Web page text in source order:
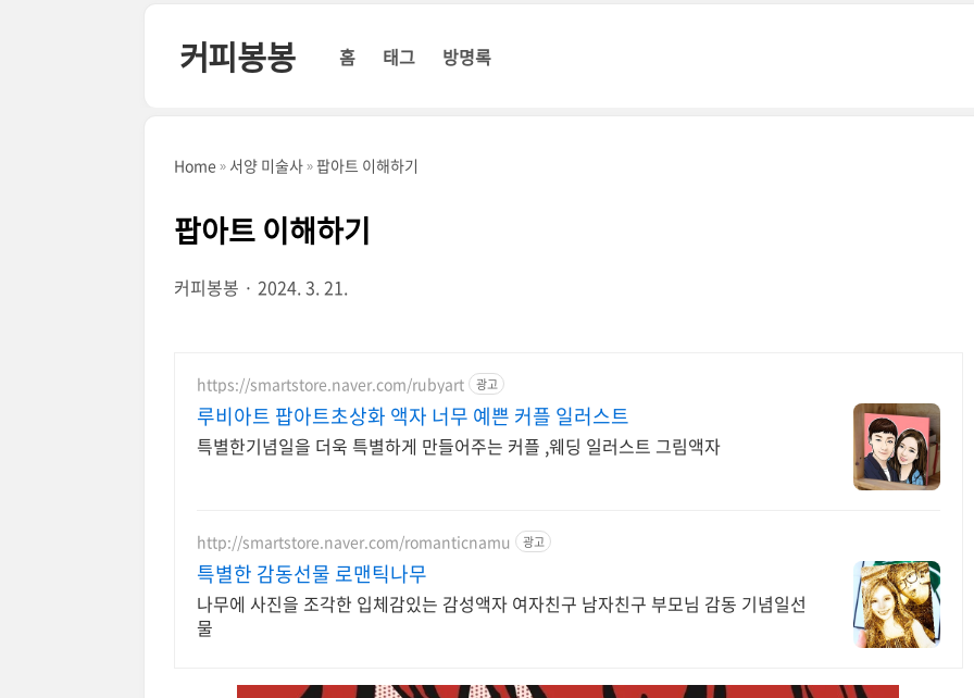
커피봉봉 홈 태그 방명록
Home 서양 미술사 팝아트 이해하기
팝아트 이해하기
커피봉봉 2024. 3. 21.
https://smartstore.naver.com/rubyart 광고
루비아트 팝아트초상화 액자 너무 예쁜 커플 일러스트
특별한기념일을 더욱 특별하게 만들어주는 커플 ,웨딩 일러스트 그림액자
http://smartstore.naver.com/romanticnamu 광고
특별한 감동선물 로맨틱나무
나무에 사진을 조각한 입체감있는 감성액자 여자친구 남자친구 부모님 감동 기념일선
물